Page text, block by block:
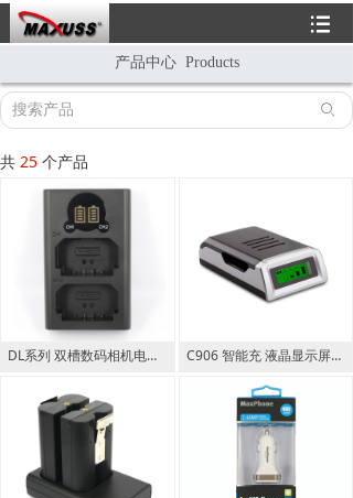
뀑
产品中心 Products
共 25 个产品
DL系列 双槽数码相机电池充电器 4.2V 8.4V Dual USB Charger C906 智能充 液晶显示屏可充AA\AAA,5号7号镍氢镍镉可充电电池
ꄙ